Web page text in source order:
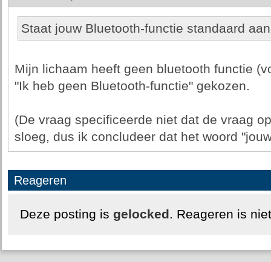
Staat jouw Bluetooth-functie standaard
Mijn lichaam heeft geen bluetooth functie
"Ik heb geen Bluetooth-functie" gekozen.
(De vraag specificeerde niet dat de vraag
sloeg, dus ik concludeer dat het woord
Reageren
Deze posting is gelocked. Reageren is